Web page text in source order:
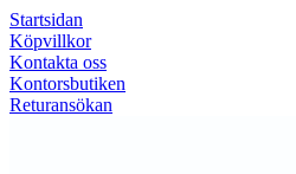
Startsidan
Köpvillkor
Kontakta oss
Kontorsbutiken
Returansökan